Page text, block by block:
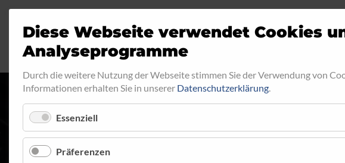
RINGFITTING 001
Diese Webseite verwendet Cookies
Analyseprogramme
Durch die weitere Nutzung der Webseite stimmen Sie der Verwendung von
Informationen erhalten Sie in unserer Datenschutzerklärung.
Essenziell
Präferenzen